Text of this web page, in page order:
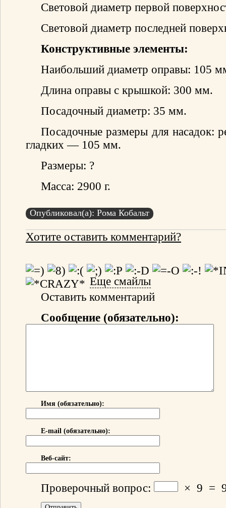
Световой диаметр первой
Световой диаметр последней
Конструктивные элементы:
Наибольший диаметр оправы: 105
Длина оправы с крышкой: 300 мм.
Посадочный диаметр: 35 мм.
Посадочные размеры для
гладких — 105 мм.
Размеры: ?
Масса: 2900 г.
Опубликовал(а): Рома Кобальт
Хотите оставить комментарий?
Еще смайлы
Оставить комментарий
Сообщение (обязательно):
Имя (обязательно):
E-mail (обязательно):
Веб-сайт:
Проверочный вопрос: × 9 =